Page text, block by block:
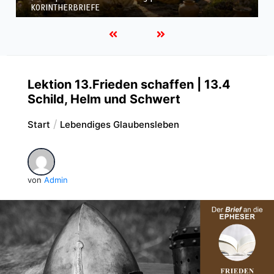
KORINTHERBRIEFE
Lektion 13.Frieden schaffen | 13.4
Schild, Helm und Schwert
Start Lebendiges Glaubensleben
von Admin